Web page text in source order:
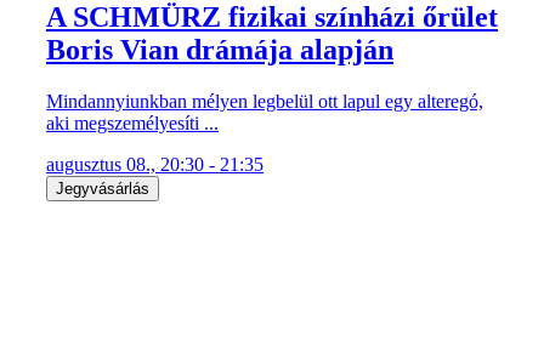
A SCHMÜRZ fizikai színházi őrület
Boris Vian drámája alapján
Mindannyiunkban mélyen legbelül ott lapul egy alteregó,
aki megszemélyesíti ...
augusztus 08., 20:30 - 21:35
Jegyvásárlás